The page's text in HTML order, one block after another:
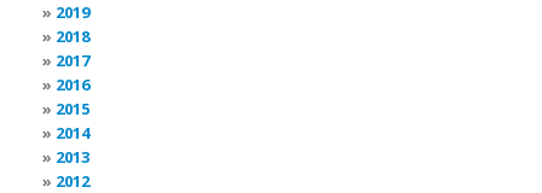
2019
2018
2017
2016
2015
2014
2013
2012